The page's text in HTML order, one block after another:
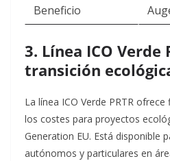
Beneficio
3. Línea ICO Verde
transición
La línea ICO Verde PRTR
los costes para proyectos
Generation EU. Está disponible
autónomos y particulares en